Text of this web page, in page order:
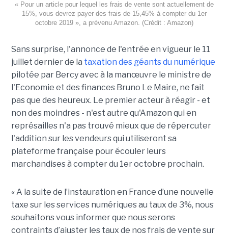
« Pour un article pour lequel les frais de vente sont actuellement de
15%, vous devrez payer des frais de 15,45% à compter du 1er
octobre 2019 », a prévenu Amazon. (Crédit : Amazon)
Sans surprise, l'annonce de l'entrée en vigueur le 11
juillet dernier de la taxation des géants du numérique
pilotée par Bercy avec à la manœuvre le ministre de
l'Economie et des finances Bruno Le Maire, ne fait
pas que des heureux. Le premier acteur à réagir - et
non des moindres - n'est autre qu'Amazon qui en
représailles n'a pas trouvé mieux que de répercuter
l'addition sur les vendeurs qui utiliseront sa
plateforme française pour écouler leurs
marchandises à compter du 1er octobre prochain.
« A la suite de l’instauration en France d’une nouvelle
taxe sur les services numériques au taux de 3%, nous
souhaitons vous informer que nous serons
contraints d’ajuster les taux de nos frais de vente sur